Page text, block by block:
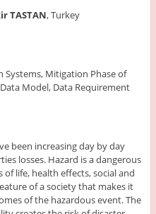
TASTAN, Turkey
Mitigation Phase of
Model, Data Requirement
been increasing day by day
losses. Hazard is a dangerous
life, health effects, social and
of a society that makes it
of the hazardous event. The